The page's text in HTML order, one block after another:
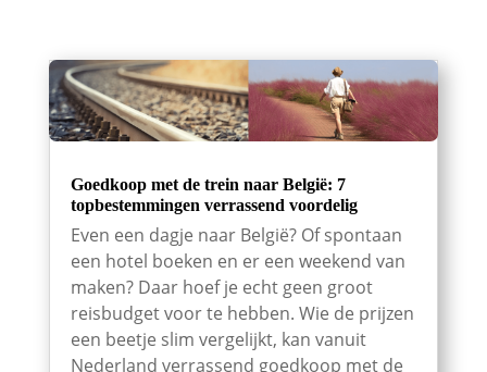
Goedkoop met de trein naar België: 7
topbestemmingen verrassend voordelig
Even een dagje naar België? Of spontaan
een hotel boeken en er een weekend van
maken? Daar hoef je echt geen groot
reisbudget voor te hebben. Wie de prijzen
een beetje slim vergelijkt, kan vanuit
Nederland verrassend goedkoop met de